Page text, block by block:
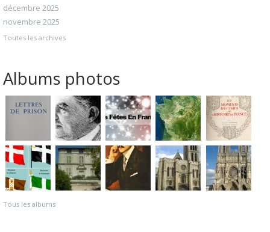
décembre 2025
novembre 2025
Toutes les archives
Albums photos
Tous les albums